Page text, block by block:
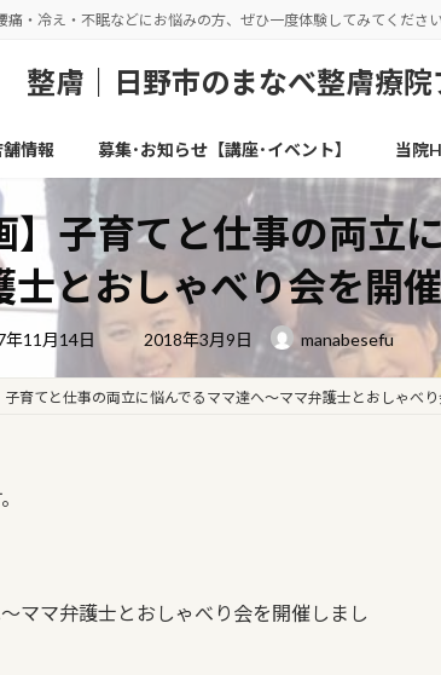
・冷え・不眠などにお悩みの方、ぜひ一度体験してみてください
膚｜日野市のまなべ整膚療院
舗情報 募集･お知らせ【講座･イベント】 当院
】子育てと仕事の両立
士とおしゃべり会を開催
年11月14日
最
終
新
日
2018年3月9日 manabesefu
子育てと仕事の両立に悩んでるママ達へ〜ママ弁護士とおしゃべ
ママ弁護士とおしゃべり会を開催しまし